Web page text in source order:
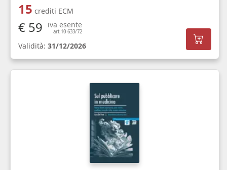
15 crediti ECM
€ 59 iva esente
art.10 633/72
Validità: 31/12/2026